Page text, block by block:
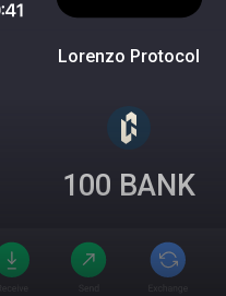
Lorenzo Protocol
100 BANK